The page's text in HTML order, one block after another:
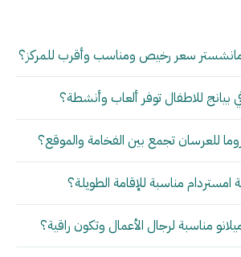
سعر رخيص ومناسب وأقرب للمركز؟
للاطفال توفر ألعاب وأنشطة؟
للعرسان تجمع بين الفخامة والموقع؟
امستردام مناسبة للإقامة الطويلة؟
مناسبة لرجال الأعمال وتكون راقية؟